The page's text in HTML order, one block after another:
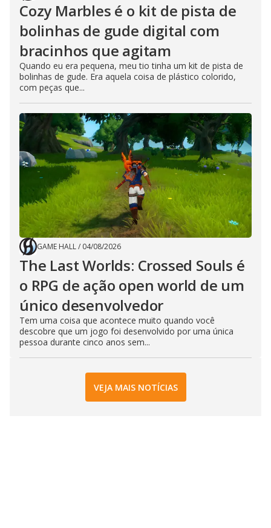
Cozy Marbles é o kit de pista de
bolinhas de gude digital com
bracinhos que agitam
Quando eu era pequena, meu tio tinha um kit de pista de
bolinhas de gude. Era aquela coisa de plástico colorido,
com peças que...
GAME HALL/ 04/08/2026
The Last Worlds: Crossed Souls é
o RPG de ação open world de um
único desenvolvedor
Tem uma coisa que acontece muito quando você
descobre que um jogo foi desenvolvido por uma única
pessoa durante cinco anos sem...
VEJA MAIS NOTÍCIAS